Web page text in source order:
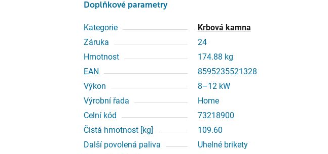
Doplňkové parametry
Kategorie
Krbová kamna
Záruka
24
Hmotnost
174.88 kg
EAN
8595235521328
Výkon
8–12 kW
Výrobní řada
Home
Celní kód
73218900
Čistá hmotnost [kg]
109.60
Další povolená paliva
Uhelné brikety